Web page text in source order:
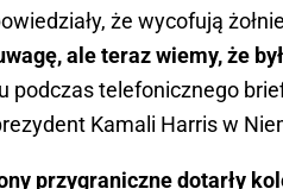
że wycofują
ale teraz wiemy, że
podczas telefonicznego
Kamali Harris w
przygraniczne dotarły